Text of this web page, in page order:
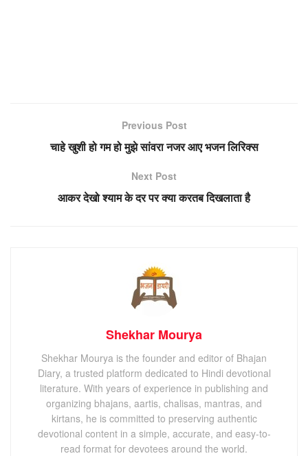
Previous Post
चाहे खुशी हो गम हो मुझे सांवरा नजर आए भजन लिरिक्स
Next Post
आकर देखो श्याम के दर पर क्या करतब दिखलाता है
Shekhar Mourya
Shekhar Mourya is the founder and editor of Bhajan
Diary, a trusted platform dedicated to Hindi devotional
literature. With years of experience in publishing and
organizing bhajans, aartis, chalisas, mantras, and
kirtans, he is committed to preserving authentic
devotional content in a simple, accurate, and easy-to-
read format for devotees around the world.